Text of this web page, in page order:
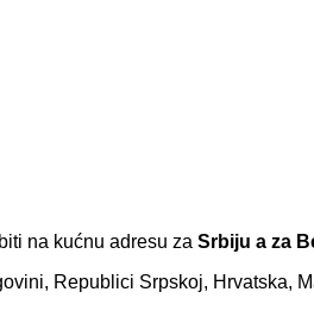
na kućnu adresu za Srbiju a za
Republici Srpskoj, Hrvatska,